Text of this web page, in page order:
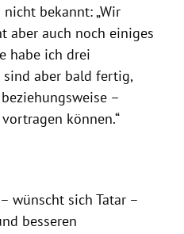
nicht bekannt: „Wir
aber auch noch einiges
habe ich drei
sind aber bald fertig,
–
können.“
wünscht sich Tatar –
besseren